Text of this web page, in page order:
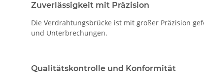
Zuverlässigkeit mit Präzision
Die Verdrahtungsbrücke ist mit großer Präzision
und Unterbrechungen.
Qualitätskontrolle und Konformität